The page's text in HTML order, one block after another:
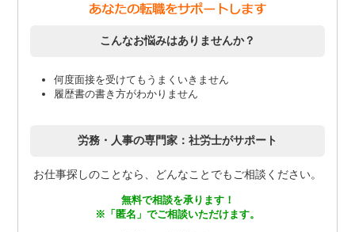
こんなお悩みはありませんか？
何度面接を受けてもうまくいきません
履歴書の書き方がわかりません
労務・人事の専門家：社労士がサポート
お仕事探しのことなら、どんなことでもご相談ください。
無料で相談を承ります！
※「匿名」でご相談いただけます。